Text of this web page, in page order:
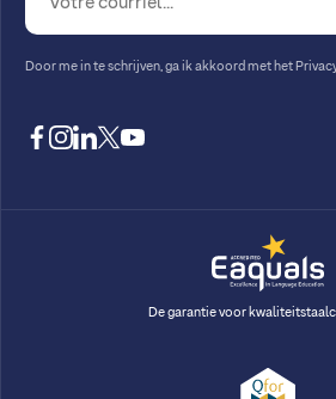
Door me in te schrijven, ga ik akkoord met het
facebook
instagram
linkedin
twitteryoutube
De garantie voor